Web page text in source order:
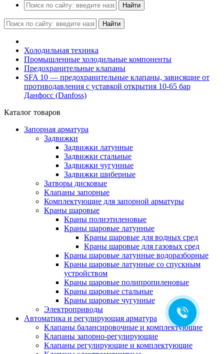
Найти
Найти
Холодильная техника
Промышленные холодильные компоненты
Предохранительные клапаны
SFA 10 — предохранительные клапаны, зависящие от
противодавления с уставкой открытия 10-65 бар
Данфосс (Danfoss)
Каталог товаров
Запорная арматура
Задвижки
Задвижки латунные
Задвижки стальные
Задвижки чугунные
Задвижки шиберные
Затворы дисковые
Клапаны запорные
Комплектующие для запорной арматуры
Краны шаровые
Краны полиэтиленовые
Краны шаровые латунные
Краны шаровые для водных сред
Краны шаровые для газовых сред
Краны шаровые латунные водоразборные
Краны шаровые латунные со спускным
устройством
Краны шаровые полипропиленовые
Краны шаровые стальные
Краны шаровые чугунные
Электроприводы
Автоматика и регулирующая арматура
Клапаны балансировочные и комплектующие
Клапаны запорно-регулирующие
Клапаны регулирующие и комплектующие